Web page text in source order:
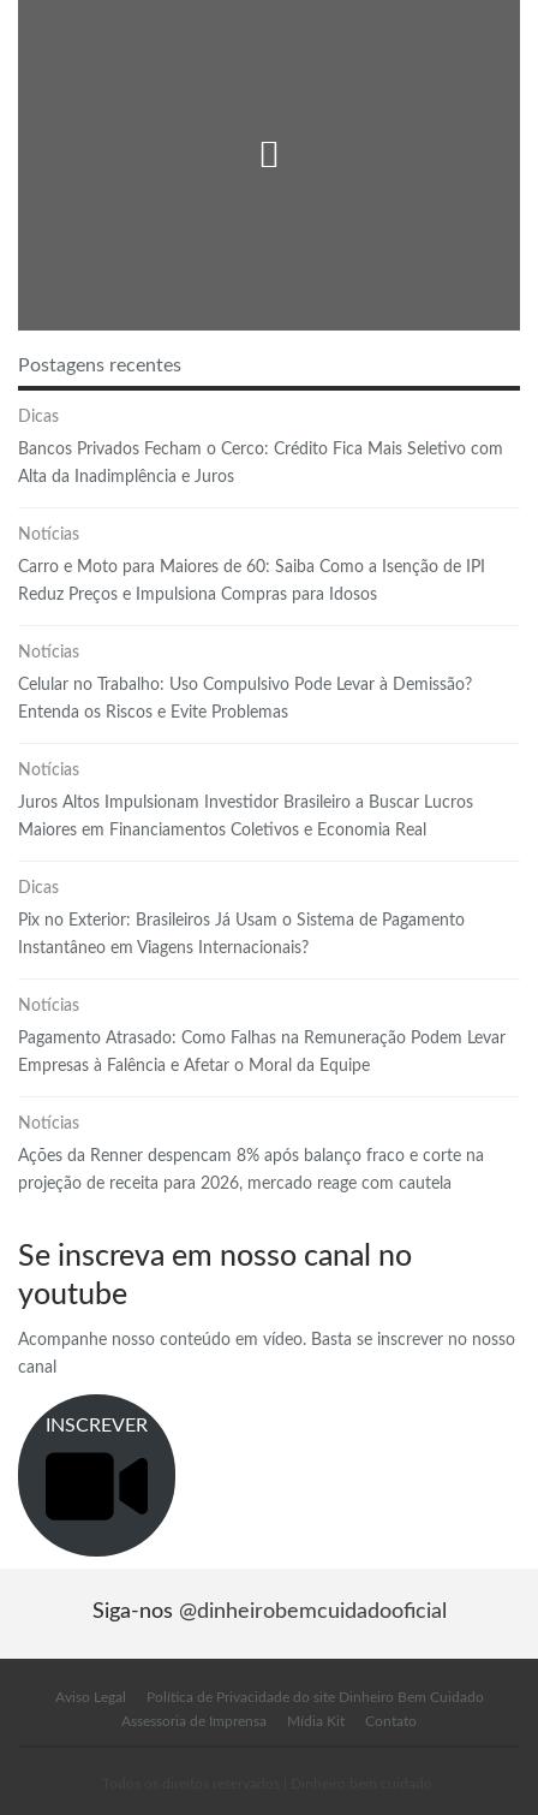
Postagens recentes
Dicas
Bancos Privados Fecham o Cerco: Crédito Fica Mais Seletivo com
Alta da Inadimplência e Juros
Notícias
Carro e Moto para Maiores de 60: Saiba Como a Isenção de IPI
Reduz Preços e Impulsiona Compras para Idosos
Notícias
Celular no Trabalho: Uso Compulsivo Pode Levar à Demissão?
Entenda os Riscos e Evite Problemas
Notícias
Juros Altos Impulsionam Investidor Brasileiro a Buscar Lucros
Maiores em Financiamentos Coletivos e Economia Real
Dicas
Pix no Exterior: Brasileiros Já Usam o Sistema de Pagamento
Instantâneo em Viagens Internacionais?
Notícias
Pagamento Atrasado: Como Falhas na Remuneração Podem Levar
Empresas à Falência e Afetar o Moral da Equipe
Notícias
Ações da Renner despencam 8% após balanço fraco e corte na
projeção de receita para 2026, mercado reage com cautela
Se inscreva em nosso canal no
youtube
Acompanhe nosso conteúdo em vídeo. Basta se inscrever no nosso
canal
INSCREVER
Siga-nos @dinheirobemcuidadooficial
Aviso Legal
Política de Privacidade do site Dinheiro Bem Cuidado
Assessoria de Imprensa
Mídia Kit Contato